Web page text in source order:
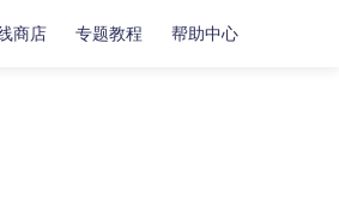
商店 专题教程 帮助中心